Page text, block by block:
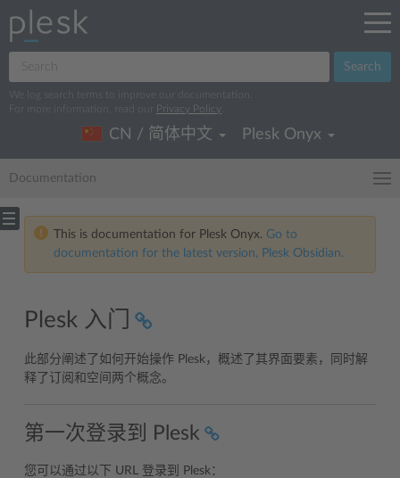
Search
We log search terms to improve our documentation.
For more information, read our
Privacy Policy
CN / 简体中文 Plesk Onyx
Documentation
This is documentation for Plesk Onyx. Go to
documentation for the latest version, Plesk Obsidian.
Plesk 入门
此部分阐述了如何开始操作 Plesk，概述了其界面要素，同时解
释了订阅和空间两个概念。
第一次登录到 Plesk
您可以通过以下 URL 登录到 Plesk：